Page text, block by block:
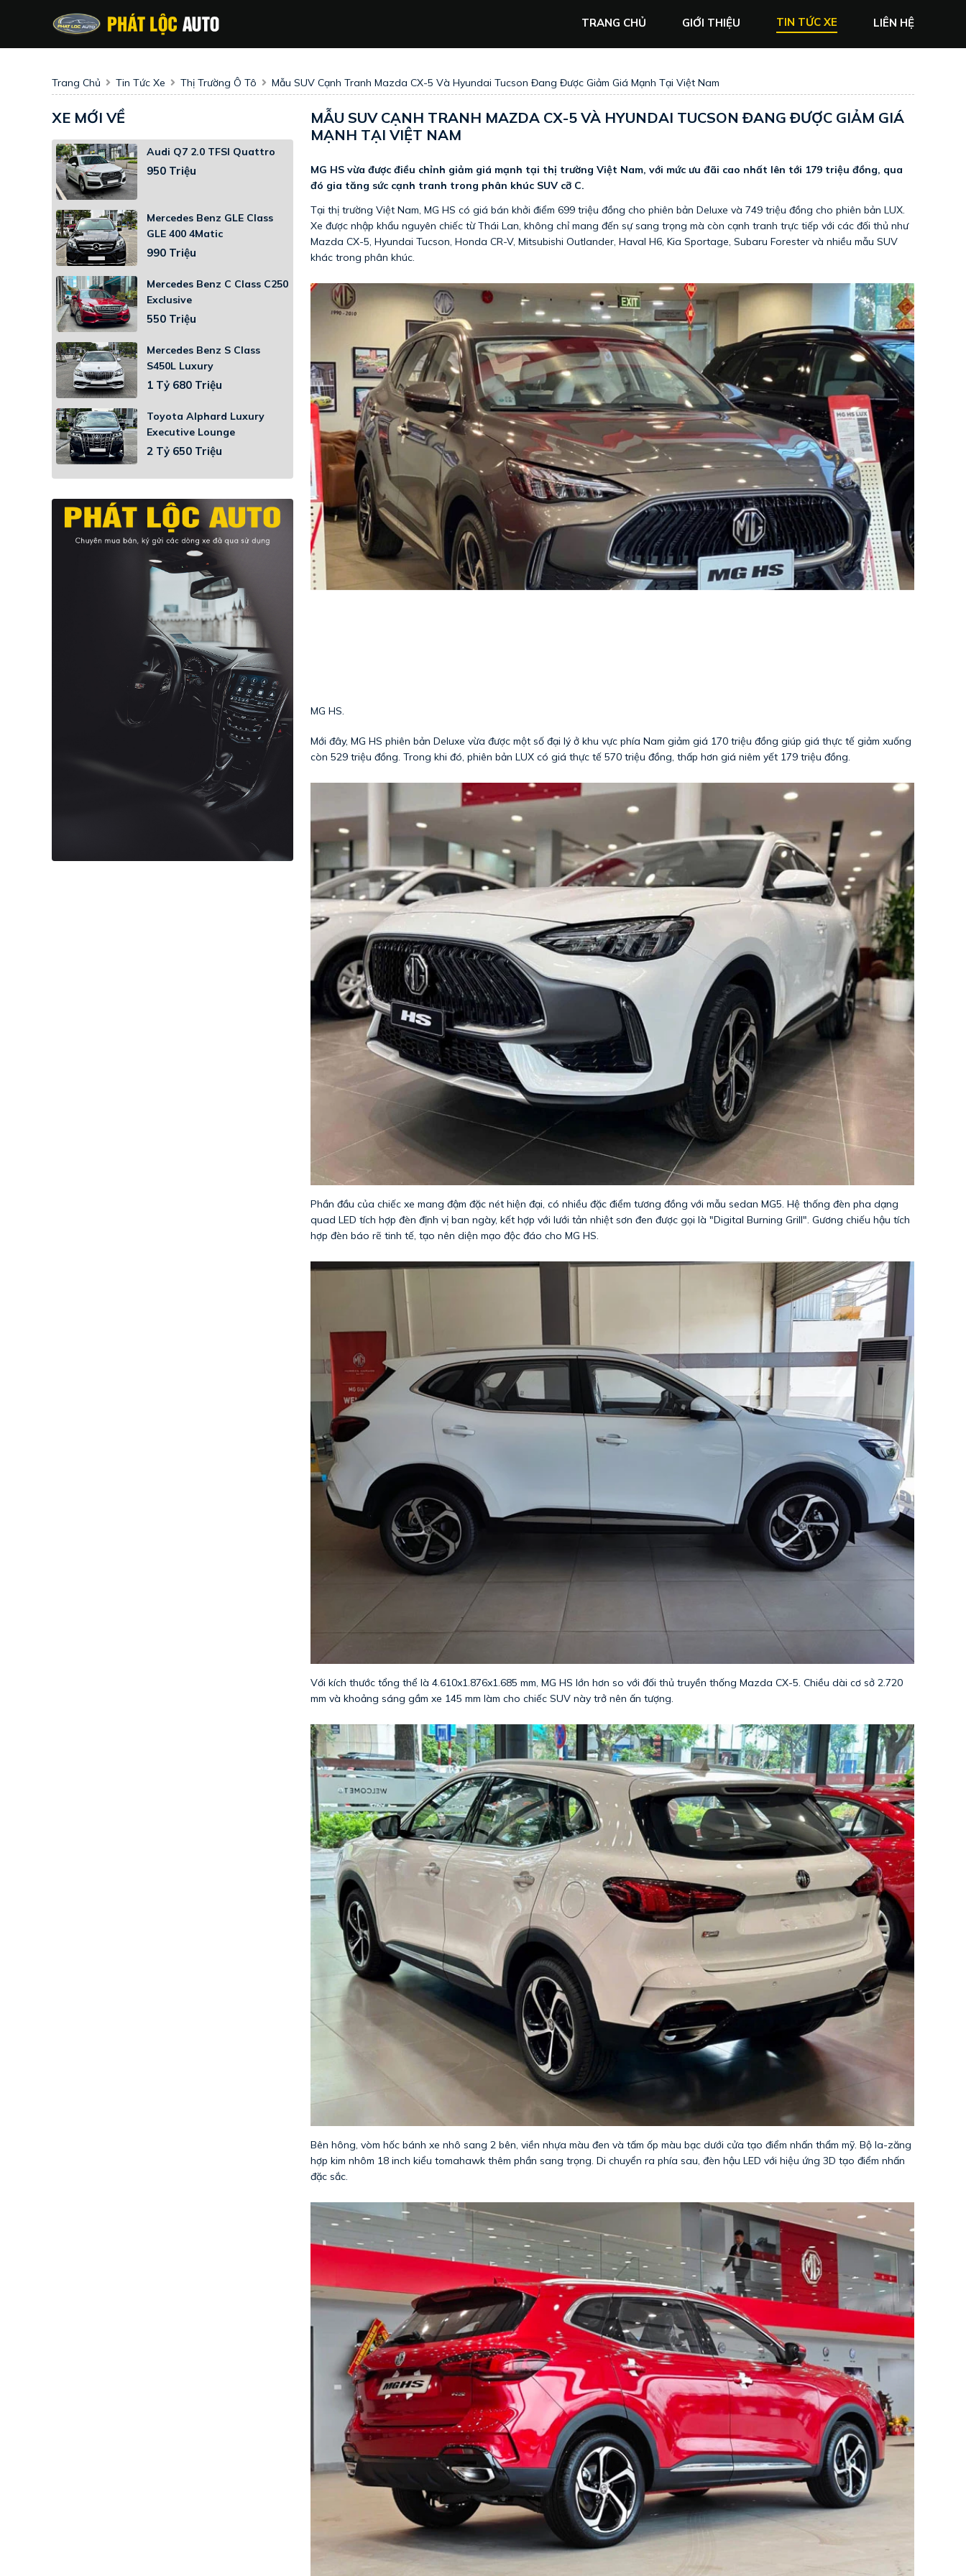
TRANG CHỦ GIỚI THIỆU TIN TỨC XE LIÊN HỆ
Trang Chủ Tin Tức Xe Thị Trường Ô Tô Mẫu SUV Cạnh Tranh Mazda CX-5 Và Hyundai Tucson Đang Được Giảm Giá Mạnh Tại Việt Nam
MẪU SUV CẠNH TRANH MAZDA CX-5 VÀ HYUNDAI TUCSON ĐANG ĐƯỢC GIẢM GIÁ
MẠNH TẠI VIỆT NAM
MG HS vừa được điều chỉnh giảm giá mạnh tại thị trường Việt Nam, với mức ưu đãi cao nhất lên tới 179 triệu đồng, qua
đó gia tăng sức cạnh tranh trong phân khúc SUV cỡ C.
Tại thị trường Việt Nam, MG HS có giá bán khởi điểm 699 triệu đồng cho phiên bản Deluxe và 749 triệu đồng cho phiên bản LUX.
Xe được nhập khẩu nguyên chiếc từ Thái Lan, không chỉ mang đến sự sang trọng mà còn cạnh tranh trực tiếp với các đối thủ như
Mazda CX-5, Hyundai Tucson, Honda CR-V, Mitsubishi Outlander, Haval H6, Kia Sportage, Subaru Forester và nhiều mẫu SUV
khác trong phân khúc.
MG HS.
Mới đây, MG HS phiên bản Deluxe vừa được một số đại lý ở khu vực phía Nam giảm giá 170 triệu đồng giúp giá thực tế giảm xuống
còn 529 triệu đồng. Trong khi đó, phiên bản LUX có giá thực tế 570 triệu đồng, thấp hơn giá niêm yết 179 triệu đồng.
Phần đầu của chiếc xe mang đậm đặc nét hiện đại, có nhiều đặc điểm tương đồng với mẫu sedan MG5. Hệ thống đèn pha dạng
quad LED tích hợp đèn định vị ban ngày, kết hợp với lưới tản nhiệt sơn đen được gọi là "Digital Burning Grill". Gương chiếu hậu tích
hợp đèn báo rẽ tinh tế, tạo nên diện mạo độc đáo cho MG HS.
Với kích thước tổng thể là 4.610x1.876x1.685 mm, MG HS lớn hơn so với đối thủ truyền thống Mazda CX-5. Chiều dài cơ sở 2.720
mm và khoảng sáng gầm xe 145 mm làm cho chiếc SUV này trở nên ấn tượng.
Bên hông, vòm hốc bánh xe nhô sang 2 bên, viền nhựa màu đen và tấm ốp màu bạc dưới cửa tạo điểm nhấn thẩm mỹ. Bộ la-zăng
hợp kim nhôm 18 inch kiểu tomahawk thêm phần sang trọng. Di chuyển ra phía sau, đèn hậu LED với hiệu ứng 3D tạo điểm nhấn
đặc sắc.
XE MỚI VỀ
Audi Q7 2.0 TFSI Quattro
950 Triệu
Mercedes Benz GLE Class
GLE 400 4Matic
990 Triệu
Mercedes Benz C Class C250
Exclusive
550 Triệu
Mercedes Benz S Class
S450L Luxury
1 Tỷ 680 Triệu
Toyota Alphard Luxury
Executive Lounge
2 Tỷ 650 Triệu